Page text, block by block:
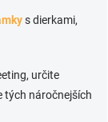
s dierkami,
určite
tých náročnejších